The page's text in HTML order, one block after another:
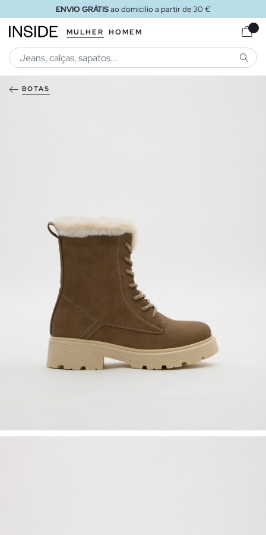
ENVIO GRÁTISao domicílio a partir de 30 €
MULHER HOMEM
BOTAS